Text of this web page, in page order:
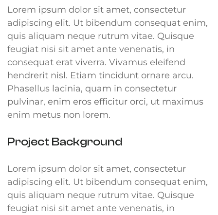
Lorem ipsum dolor sit amet, consectetur
adipiscing elit. Ut bibendum consequat enim,
quis aliquam neque rutrum vitae. Quisque
feugiat nisi sit amet ante venenatis, in
consequat erat viverra. Vivamus eleifend
hendrerit nisl. Etiam tincidunt ornare arcu.
Phasellus lacinia, quam in consectetur
pulvinar, enim eros efficitur orci, ut maximus
enim metus non lorem.
Project Background
Lorem ipsum dolor sit amet, consectetur
adipiscing elit. Ut bibendum consequat enim,
quis aliquam neque rutrum vitae. Quisque
feugiat nisi sit amet ante venenatis, in